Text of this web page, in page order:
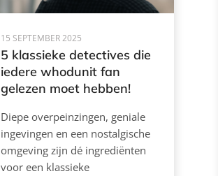
15 SEPTEMBER 2025
5 klassieke detectives die
iedere whodunit fan
gelezen moet hebben!
Diepe overpeinzingen, geniale
ingevingen en een nostalgische
omgeving zijn dé ingrediënten
voor een klassieke